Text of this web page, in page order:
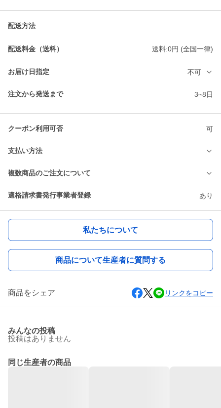
配送方法
配送料金（送料） 送料:0円 (全国一律)
お届け日指定 不可
注文から発送まで 3~8日
クーポン利用可否 可
支払い方法
複数商品のご注文について
適格請求書発行事業者登録 あり
私たちについて
商品について生産者に質問する
商品をシェア リンクをコピー
みんなの投稿
投稿はありません
同じ生産者の商品